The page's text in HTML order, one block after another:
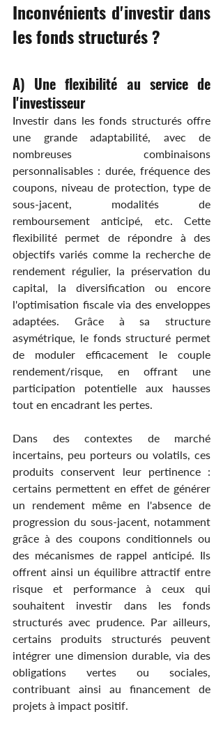
Inconvénients d'investir dans
les fonds structurés ?
A) Une flexibilité au service de
l'investisseur
Investir dans les fonds structurés offre
une grande adaptabilité, avec de
nombreuses combinaisons
personnalisables : durée, fréquence des
coupons, niveau de protection, type de
sous-jacent, modalités de
remboursement anticipé, etc. Cette
flexibilité permet de répondre à des
objectifs variés comme la recherche de
rendement régulier, la préservation du
capital, la diversification ou encore
l'optimisation fiscale via des enveloppes
adaptées. Grâce à sa structure
asymétrique, le fonds structuré permet
de moduler efficacement le couple
rendement/risque, en offrant une
participation potentielle aux hausses
tout en encadrant les pertes.
Dans des contextes de marché
incertains, peu porteurs ou volatils, ces
produits conservent leur pertinence :
certains permettent en effet de générer
un rendement même en l'absence de
progression du sous-jacent, notamment
grâce à des coupons conditionnels ou
des mécanismes de rappel anticipé. Ils
offrent ainsi un équilibre attractif entre
risque et performance à ceux qui
souhaitent investir dans les fonds
structurés avec prudence. Par ailleurs,
certains produits structurés peuvent
intégrer une dimension durable, via des
obligations vertes ou sociales,
contribuant ainsi au financement de
projets à impact positif.